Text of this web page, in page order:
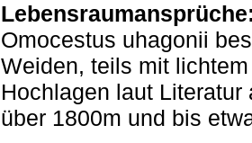
Omocestus uhagonii
Weiden, teils mit
Hochlagen laut
über 1800m und bis